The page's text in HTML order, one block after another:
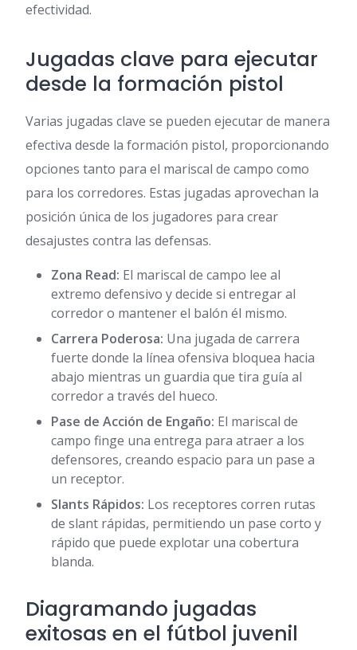
efectividad.
Jugadas clave para ejecutar
desde la formación pistol
Varias jugadas clave se pueden ejecutar de manera
efectiva desde la formación pistol, proporcionando
opciones tanto para el mariscal de campo como
para los corredores. Estas jugadas aprovechan la
posición única de los jugadores para crear
desajustes contra las defensas.
Zona Read: El mariscal de campo lee al
extremo defensivo y decide si entregar al
corredor o mantener el balón él mismo.
Carrera Poderosa: Una jugada de carrera
fuerte donde la línea ofensiva bloquea hacia
abajo mientras un guardia que tira guía al
corredor a través del hueco.
Pase de Acción de Engaño: El mariscal de
campo finge una entrega para atraer a los
defensores, creando espacio para un pase a
un receptor.
Slants Rápidos: Los receptores corren rutas
de slant rápidas, permitiendo un pase corto y
rápido que puede explotar una cobertura
blanda.
Diagramando jugadas
exitosas en el fútbol juvenil